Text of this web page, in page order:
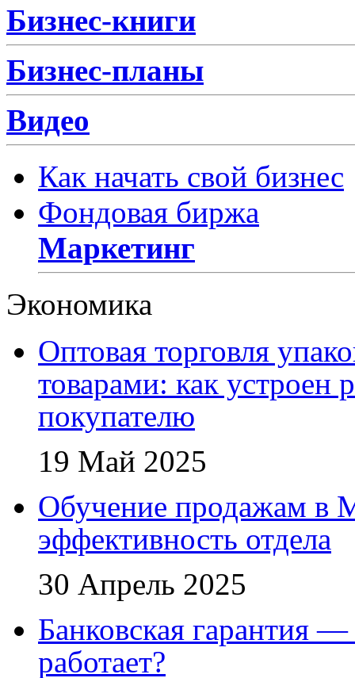
Бизнес-книги
Бизнес-планы
Видео
Как начать свой бизнес
Фондовая биржа
Маркетинг
Экономика
Оптовая торговля
товарами: как устроен
покупателю
19 Май 2025
Обучение продажам в
эффективность отдела
30 Апрель 2025
Банковская гарантия
работает?